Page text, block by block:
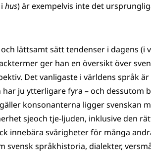
hus) är exempelvis inte det
lättsamt sätt tendenser i dagens (i
ger han en översikt över
Det vanligaste i världens språk är
har ju ytterligare fyra – och dessutom
konsonanterna ligger svenskan
sjeoch tje-ljuden, inklusive den
innebära svårigheter för många
svensk språkhistoria, dialekter,